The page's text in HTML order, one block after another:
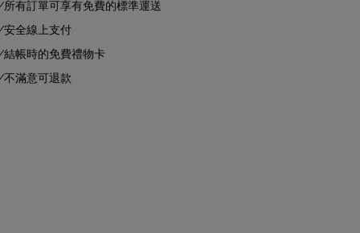
所有訂單可享有免費的標準運送
安全線上支付
結帳時的免費禮物卡
不滿意可退款